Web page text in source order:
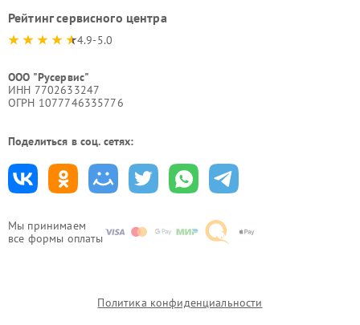
Мы принимаем
все формы оплаты
Рейтинг сервисного центра
4.9-5.0
ООО "Русервис"
ИНН 7702633247
ОГРН 1077746335776
Поделиться в соц. сетях:
Политика конфиденциальности